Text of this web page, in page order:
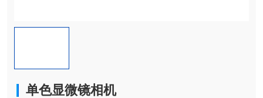
单色显微镜相机